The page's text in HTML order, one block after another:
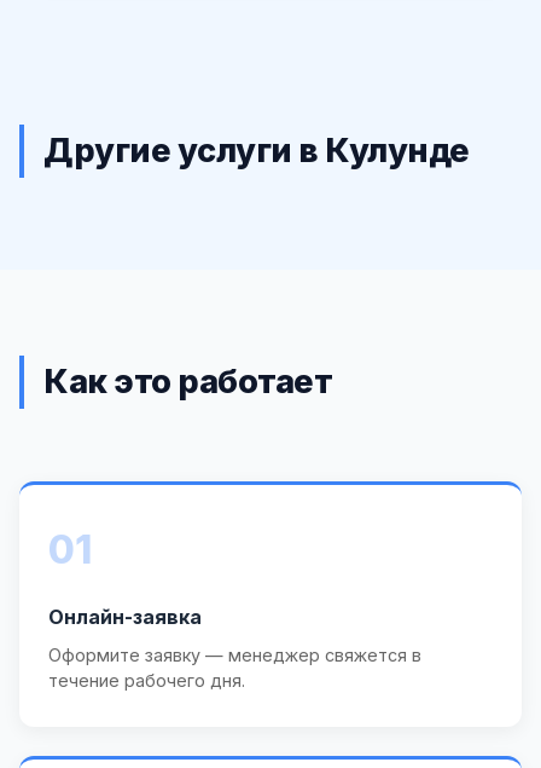
Другие услуги в Кулунде
Как это работает
01
Онлайн-заявка
Оформите заявку — менеджер свяжется в
течение рабочего дня.